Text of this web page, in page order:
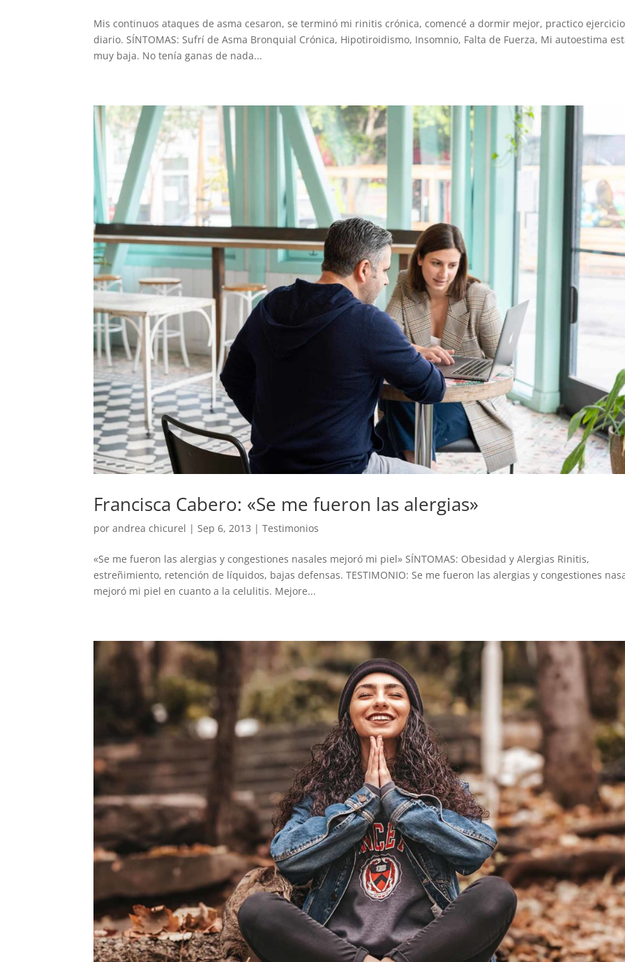
Mis continuos ataques de asma cesaron, se terminó mi rinitis crónica, comencé a dormir mejor, practico
diario. SÍNTOMAS: Sufrí de Asma Bronquial Crónica, Hipotiroidismo, Insomnio, Falta de Fuerza, Mi autoestima
muy baja. No tenía ganas de nada...
Francisca Cabero: «Se me fueron las alergias»
porandrea chicurel | Sep 6, 2013 |Testimonios
«Se me fueron las alergias y congestiones nasales mejoró mi piel» SÍNTOMAS: Obesidad y Alergias Rinitis,
estreñimiento, retención de líquidos, bajas defensas. TESTIMONIO: Se me fueron las alergias y congestiones
mejoró mi piel en cuanto a la celulitis. Mejore...